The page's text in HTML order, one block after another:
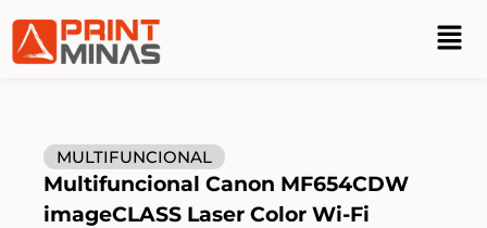
MULTIFUNCIONAL
Multifuncional Canon MF654CDW
imageCLASS Laser Color Wi-Fi